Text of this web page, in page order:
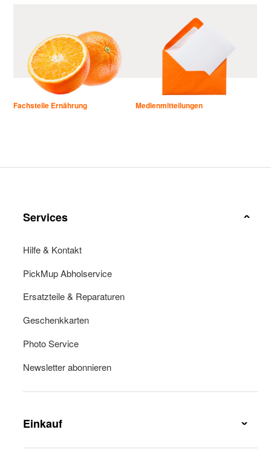
Fachstelle Ernährung Medienmitteilungen
Services
Hilfe & Kontakt
PickMup Abholservice
Ersatzteile & Reparaturen
Geschenkkarten
Photo Service
Newsletter abonnieren
Einkauf
Lieferung & Lieferkosten